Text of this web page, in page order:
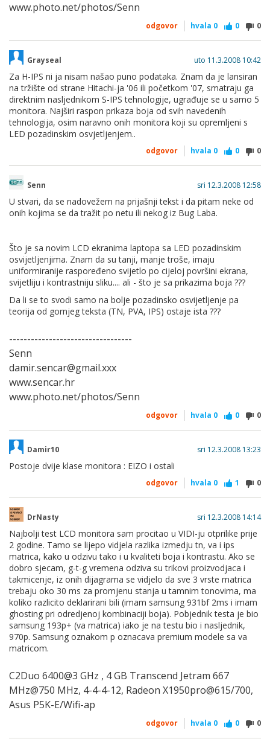
Sve u svemu pohvale za izvrsno napisan tekst.
LP
www.photo.net/photos/Senn
odgovor hvala 0 0 0
Grayseal uto 11.3.2008 10:42
Za H-IPS ni ja nisam našao puno podataka. Znam da je lansiran
na tržište od strane Hitachi-ja '06 ili početkom '07, smatraju ga
direktnim nasljednikom S-IPS tehnologije, ugrađuje se u samo 5
monitora. Najširi raspon prikaza boja od svih navedenih
tehnologija, osim naravno onih monitora koji su opremljeni s
LED pozadinskim osvjetljenjem..
odgovor hvala 0 0 0
Senn sri 12.3.2008 12:58
U stvari, da se nadovežem na prijašnji tekst i da pitam neke od
onih kojima se da tražit po netu ili nekog iz Bug Laba.
Što je sa novim LCD ekranima laptopa sa LED pozadinskim
osvijetljenjima. Znam da su tanji, manje troše, imaju
uniformiranije raspoređeno svijetlo po cijeloj površini ekrana,
svijetliju i kontrastniju sliku.... ali - što je sa prikazima boja ???
Da li se to svodi samo na bolje pozadinsko osvijetljenje pa
teorija od gornjeg teksta (TN, PVA, IPS) ostaje ista ???
----------------------------------
Senn
damir.sencar@gmail.xxx
www.sencar.hr
www.photo.net/photos/Senn
odgovor hvala 0 0 0
Damir10 sri 12.3.2008 13:23
Postoje dvije klase monitora : EIZO i ostali
odgovor hvala 0 1 0
DrNasty sri 12.3.2008 14:14
Najbolji test LCD monitora sam procitao u VIDI-ju otprilike prije
2 godine. Tamo se lijepo vidjela razlika izmedju tn, va i ips
matrica, kako u odzivu tako i u kvaliteti boja i kontrastu. Ako se
dobro sjecam, g-t-g vremena odziva su trikovi proizvodjaca i
takmicenje, iz onih dijagrama se vidjelo da sve 3 vrste matrica
trebaju oko 30 ms za promjenu stanja u tamnim tonovima, ma
koliko razlicito deklarirani bili (imam samsung 931bf 2ms i imam
ghosting pri odredjenoj kombinaciji boja). Pobjednik testa je bio
samsung 193p+ (va matrica) iako je na testu bio i nasljednik,
970p. Samsung oznakom p oznacava premium modele sa va
matricom.
C2Duo 6400@3 GHz , 4 GB Transcend Jetram 667
MHz@750 MHz, 4-4-4-12, Radeon X1950pro@615/700,
Asus P5K-E/Wifi-ap
odgovor hvala 0 0 0